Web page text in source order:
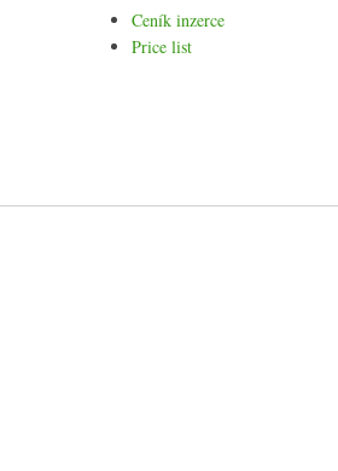
Ceník inzerce
Price list